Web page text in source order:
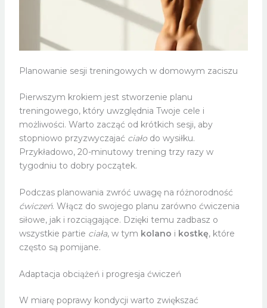
Planowanie sesji treningowych w domowym zaciszu
Pierwszym krokiem jest stworzenie planu
treningowego, który uwzględnia Twoje cele i
możliwości. Warto zacząć od krótkich sesji, aby
stopniowo przyzwyczajać ciałodo wysiłku.
Przykładowo, 20-minutowy trening trzy razy w
tygodniu to dobry początek.
Podczas planowania zwróć uwagę na różnorodność
ćwiczeń. Włącz do swojego planu zarówno ćwiczenia
siłowe, jak i rozciągające. Dzięki temu zadbasz o
wszystkie partie ciała, w tym kolano i kostkę, które
często są pomijane.
Adaptacja obciążeń i progresja ćwiczeń
W miarę poprawy kondycji warto zwiększać